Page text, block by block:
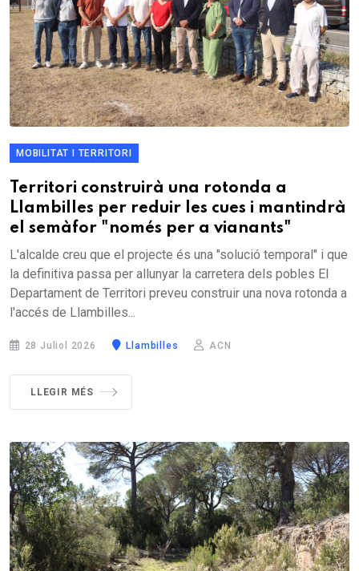
MOBILITAT I TERRITORI
Territori construirà una rotonda a
Llambilles per reduir les cues i mantindrà
el semàfor "només per a vianants"
L'alcalde creu que el projecte és una "solució temporal" i que
la definitiva passa per allunyar la carretera dels pobles El
Departament de Territori preveu construir una nova rotonda a
l'accés de Llambilles...
28 Juliol 2026 Llambilles ACN
LLEGIR MÉS